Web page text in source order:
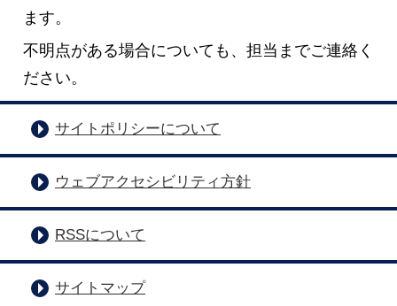
ます。
不明点がある場合についても、担当までご連絡く
ださい。
サイトポリシーについて
ウェブアクセシビリティ方針
RSSについて
サイトマップ